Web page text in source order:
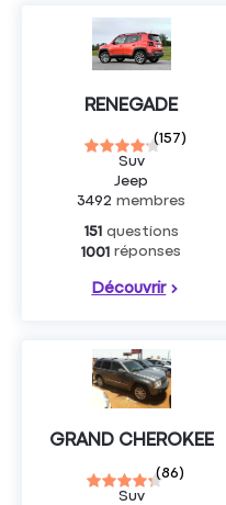
RENEGADE
(157)
Suv
Jeep
3492 membres
151 questions
1001 réponses
Découvrir
GRAND CHEROKEE
(86)
Suv